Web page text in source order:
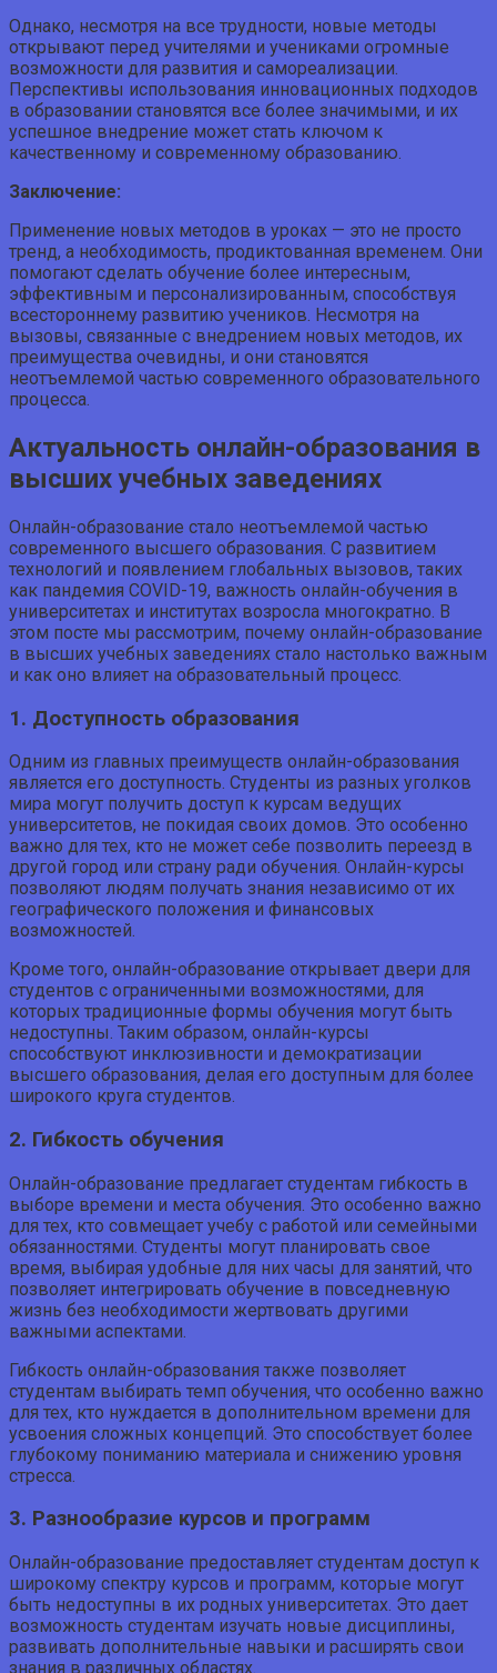
Однако, несмотря на все трудности, новые методы
открывают перед учителями и учениками огромные
возможности для развития и самореализации.
Перспективы использования инновационных подходов
в образовании становятся все более значимыми, и их
успешное внедрение может стать ключом к
качественному и современному образованию.
Заключение:
Применение новых методов в уроках — это не просто
тренд, а необходимость, продиктованная временем. Они
помогают сделать обучение более интересным,
эффективным и персонализированным, способствуя
всестороннему развитию учеников. Несмотря на
вызовы, связанные с внедрением новых методов, их
преимущества очевидны, и они становятся
неотъемлемой частью современного образовательного
процесса.
Актуальность онлайн-образования в
высших учебных заведениях
Онлайн-образование стало неотъемлемой частью
современного высшего образования. С развитием
технологий и появлением глобальных вызовов, таких
как пандемия COVID-19, важность онлайн-обучения в
университетах и институтах возросла многократно. В
этом посте мы рассмотрим, почему онлайн-образование
в высших учебных заведениях стало настолько важным
и как оно влияет на образовательный процесс.
1. Доступность образования
Одним из главных преимуществ онлайн-образования
является его доступность. Студенты из разных уголков
мира могут получить доступ к курсам ведущих
университетов, не покидая своих домов. Это особенно
важно для тех, кто не может себе позволить переезд в
другой город или страну ради обучения. Онлайн-курсы
позволяют людям получать знания независимо от их
географического положения и финансовых
возможностей.
Кроме того, онлайн-образование открывает двери для
студентов с ограниченными возможностями, для
которых традиционные формы обучения могут быть
недоступны. Таким образом, онлайн-курсы
способствуют инклюзивности и демократизации
высшего образования, делая его доступным для более
широкого круга студентов.
2. Гибкость обучения
Онлайн-образование предлагает студентам гибкость в
выборе времени и места обучения. Это особенно важно
для тех, кто совмещает учебу с работой или семейными
обязанностями. Студенты могут планировать свое
время, выбирая удобные для них часы для занятий, что
позволяет интегрировать обучение в повседневную
жизнь без необходимости жертвовать другими
важными аспектами.
Гибкость онлайн-образования также позволяет
студентам выбирать темп обучения, что особенно важно
для тех, кто нуждается в дополнительном времени для
усвоения сложных концепций. Это способствует более
глубокому пониманию материала и снижению уровня
стресса.
3. Разнообразие курсов и программ
Онлайн-образование предоставляет студентам доступ к
широкому спектру курсов и программ, которые могут
быть недоступны в их родных университетах. Это дает
возможность студентам изучать новые дисциплины,
развивать дополнительные навыки и расширять свои
знания в различных областях.